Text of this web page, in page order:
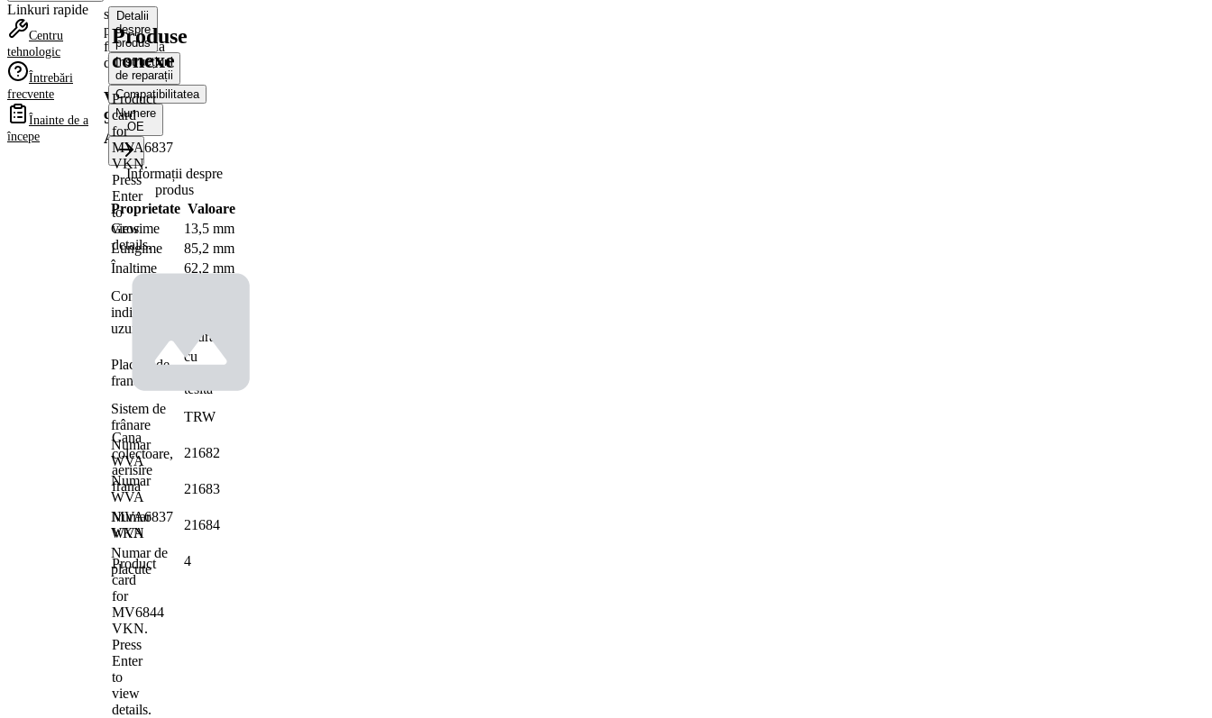
Linkuri rapide
Centru
tehnologic
Întrebări
frecvente
Înainte de a
începe
set
placute
frana,frana
disc
VKBP
91126
A
Detalii
despre
produs
Instrucțiuni
de reparații
Compatibilitatea
Numere
OE
Informații despre
produs
Proprietate Valoare
Grosime
13,5 mm
Lungime
85,2 mm
Înaltime
62,2 mm
Contact
indicator
uzura
uzura
Placuta de
frana
cu
tesita
Sistem de
frânare
TRW
Numar
WVA
21682
Numar
WVA
21683
Numar
WVA
21684
Numar de
placute
4
Produse
conexe
Product
card
for
MVA6837
VKN.
Press
Enter
to
view
details.
Cana
colectoare,
aerisire
frana
MVA6837
VKN
Product
card
for
MV6844
VKN.
Press
Enter
to
view
details.